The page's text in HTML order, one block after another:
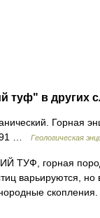
туф" в других
Горная
…
Геологическая
ТУФ, горная
варьируются, но